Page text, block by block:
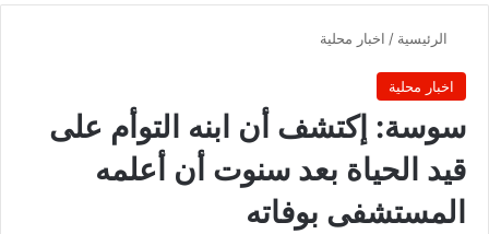
الرئيسية / اخبار محلية
اخبار محلية
سوسة: إكتشف أن ابنه التوأم على
قيد الحياة بعد سنوت أن أعلمه
المستشفى بوفاته